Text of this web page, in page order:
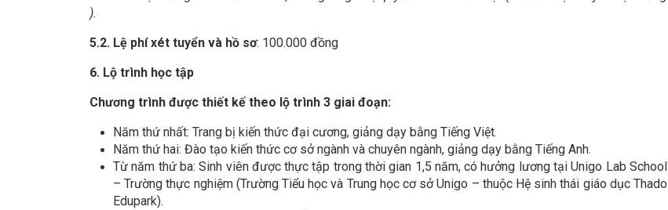
).
5.2. Lệ phí xét tuyển và hồ sơ: 100.000 đồng
6. Lộ trình học tập
Chương trình được thiết kế theo lộ trình 3 giai đoạn:
Năm thứ nhất: Trang bị kiến thức đại cương, giảng dạy bằng Tiếng Việt.
Năm thứ hai: Đào tạo kiến thức cơ sở ngành và chuyên ngành, giảng dạy bằng Tiếng Anh.
Từ năm thứ ba: Sinh viên được thực tập trong thời gian 1,5 năm, có hưởng lương tại Unigo Lab School
– Trường thực nghiệm (Trường Tiểu học và Trung học cơ sở Unigo – thuộc Hệ sinh thái giáo dục Thado
Edupark).